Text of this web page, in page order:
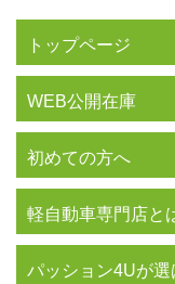
トップページ
WEB公開在庫
初めての方へ
軽自動車専門店と
パッション4Uが選